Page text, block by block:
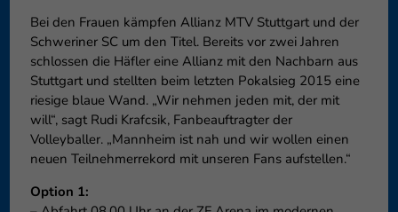
Bei den Frauen kämpfen Allianz MTV Stuttgart und der
Schweriner SC um den Titel. Bereits vor zwei Jahren
schlossen die Häfler eine Allianz mit den Nachbarn aus
Stuttgart und stellten beim letzten Pokalsieg 2015 eine
riesige blaue Wand. „Wir nehmen jeden mit, der mit
will“, sagt Rudi Krafcsik, Fanbeauftragter der
Volleyballer. „Mannheim ist nah und wir wollen einen
neuen Teilnehmerrekord mit unseren Fans aufstellen.“
Option 1: